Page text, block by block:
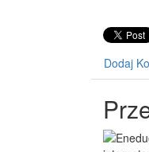
Dodaj